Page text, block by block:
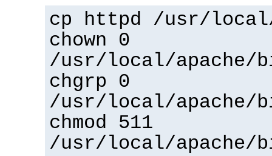
cp httpd /usr/
chown 0
/usr/local/apache/
chgrp 0
/usr/local/apache/
chmod 511
/usr/local/apache/